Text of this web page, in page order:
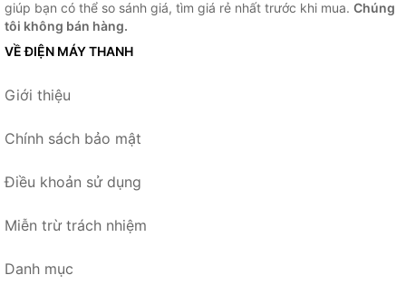
giúp bạn có thể so sánh giá, tìm giá rẻ nhất trước khi mua. Chúng
tôi không bán hàng.
VỀ ĐIỆN MÁY THANH
Giới thiệu
Chính sách bảo mật
Điều khoản sử dụng
Miễn trừ trách nhiệm
Danh mục